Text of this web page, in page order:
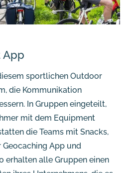
App
sportlichen Outdoor
die Kommunikation
In Gruppen eingeteilt,
mit dem Equipment
die Teams mit Snacks,
Geocaching App und
erhalten alle Gruppen einen